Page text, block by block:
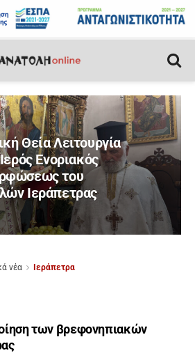
Θεία Λειτουργία
Ενοριακός
του
Ιεράπετρας
νέα Ιεράπετρα
των βρεφονηπιακών